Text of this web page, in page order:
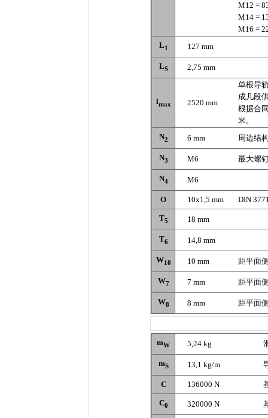
M12 =
M14 =
M16 =
L1 127 mm
LS 2,75 mm
lmax 2520 mm
单根导
成几段
根据合
米。
N2 6 mm 周边结
N3 M6 最大螺
N4 M6
O 10x1,5 mm DIN
T5 18 mm
T6 14,8 mm
W10 10 mm 距平面
W7 7 mm 距平面
W8 8 mm 距平面
mW 5,24 kg
mS 13,1 kg/m
C 136000 N
C0 320000 N